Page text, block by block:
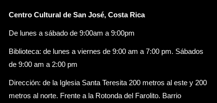
Centro Cultural de San José, Costa Rica
De lunes a sábado de 9:00am a 9:00pm
Biblioteca: de lunes a viernes de 9:00 am a 7:00 pm. Sábados
de 9:00 am a 2:00 pm
Dirección: de la Iglesia Santa Teresita 200 metros al este y 200
metros al norte. Frente a la Rotonda del Farolito. Barrio